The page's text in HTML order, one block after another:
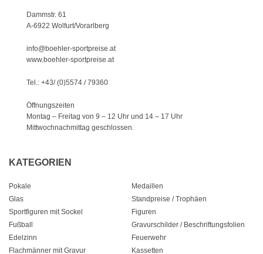
Dammstr. 61
A-6922 Wolfurt/Vorarlberg
info@boehler-sportpreise.at
www.boehler-sportpreise.at
Tel.: +43/ (0)5574 / 79360
Öffnungszeiten
Montag – Freitag von 9 – 12 Uhr und 14 – 17 Uhr
Mittwochnachmittag geschlossen.
KATEGORIEN
Pokale
Medaillen
Glas
Standpreise / Trophäen
Sportfiguren mit Sockel
Figuren
Fußball
Gravurschilder / Beschriftungsfolien
Edelzinn
Feuerwehr
Flachmänner mit Gravur
Kassetten